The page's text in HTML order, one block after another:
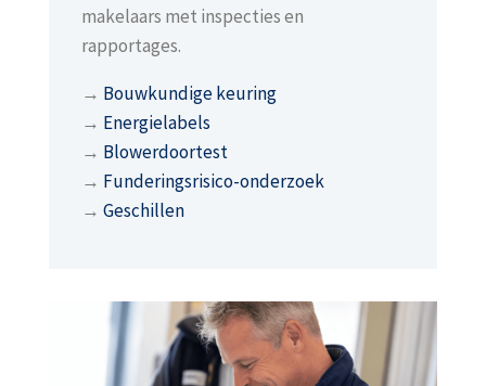
makelaars met inspecties en
rapportages.
→ Bouwkundige keuring
→ Energielabels
→ Blowerdoortest
→ Funderingsrisico-onderzoek
→ Geschillen